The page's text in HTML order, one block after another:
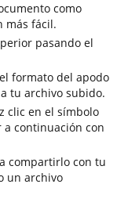
como
más fácil.
pasando el
formato del apodo
tu archivo subido.
clic en el símbolo
continuación con
compartirlo con tu
un archivo